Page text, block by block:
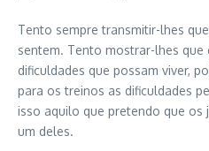
Tento sempre transmitir-lhes
sentem. Tento mostrar-lhes que
dificuldades que possam viver,
para os treinos as dificuldades
isso aquilo que pretendo que os
um deles.